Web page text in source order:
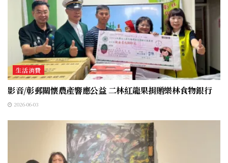
生活消費
影音/彰郵關懷農產響應公益 二林紅龍果捐贈樂林食物銀行
2026-06-03